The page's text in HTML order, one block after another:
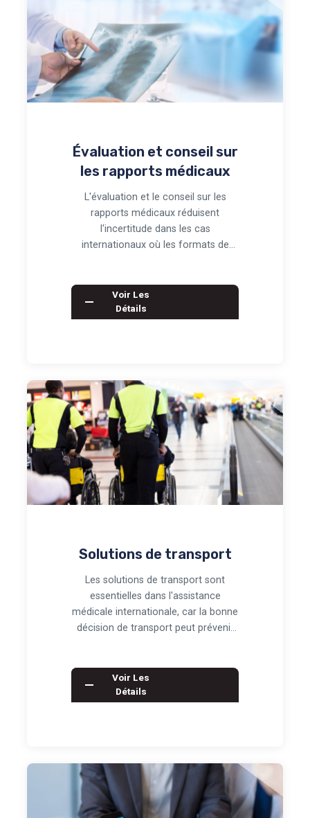
Évaluation et conseil sur
les rapports médicaux
L'évaluation et le conseil sur les
rapports médicaux réduisent
l'incertitude dans les cas
internationaux où les formats de
Voir Les
Détails
Solutions de transport
Les solutions de transport sont
essentielles dans l'assistance
médicale internationale, car la bonne
décision de transport peut prévenir
Voir Les
Détails